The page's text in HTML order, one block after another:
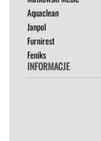
Aquaclean
Janpol
Furnirest
Feniks
INFORMACJE